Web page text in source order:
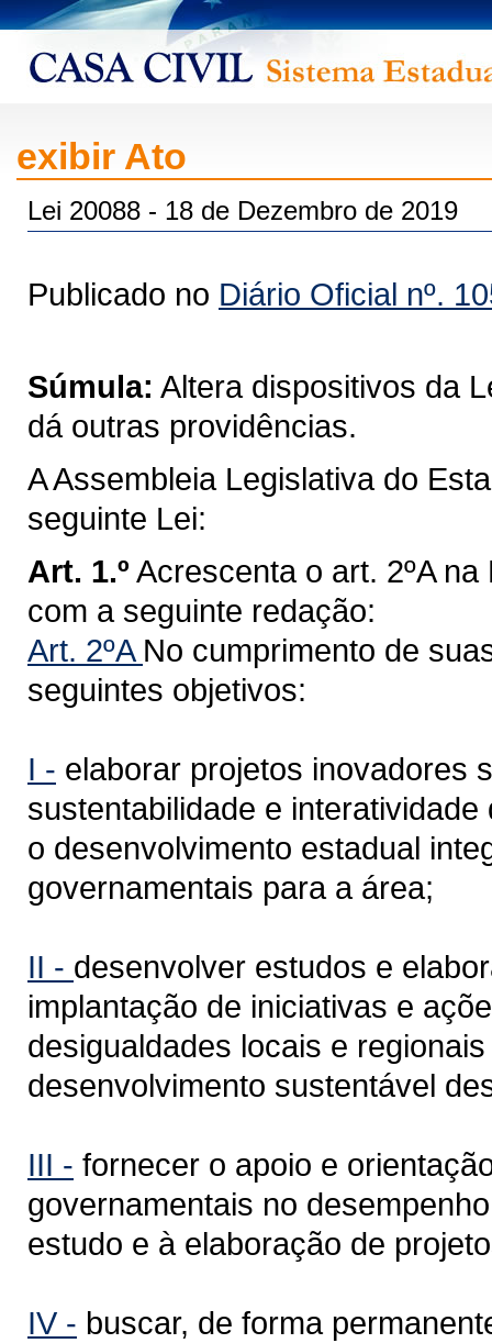
exibir Ato
Lei 20088 - 18 de Dezembro de 2019
Publicado no Diário Oficial nº.
Súmula: Altera dispositivos da
dá outras providências.
A Assembleia Legislativa do
seguinte Lei:
Art. 1.º Acrescenta o art. 2ºA
com a seguinte redação:
Art. 2ºA No cumprimento de
seguintes objetivos:
I - elaborar projetos inovadores
sustentabilidade e
o desenvolvimento estadual
governamentais para a área;
II - desenvolver estudos e
implantação de iniciativas e
desigualdades locais e
desenvolvimento sustentável
III - fornecer o apoio e
governamentais no
estudo e à elaboração de
IV - buscar, de forma